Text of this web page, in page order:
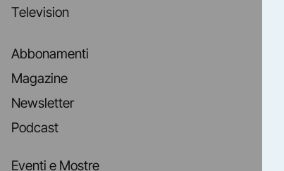
Television
Abbonamenti
Magazine
Newsletter
Podcast
Eventi e Mostre